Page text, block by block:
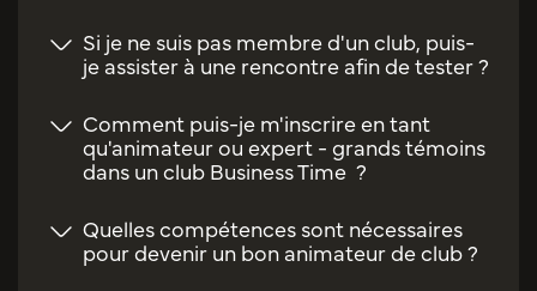
Si je ne suis pas membre d'un club, puis-
je assister à une rencontre afin de tester ?
Comment puis-je m'inscrire en tant
qu'animateur ou expert - grands témoins
dans un club Business Time ?
Quelles compétences sont nécessaires
pour devenir un bon animateur de club ?